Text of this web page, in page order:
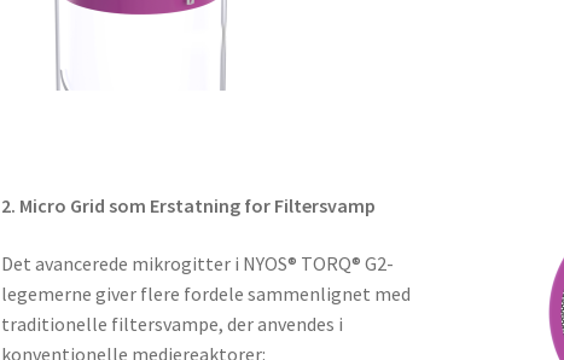
2. Micro Grid som Erstatning for Filtersvamp
Det avancerede mikrogitter i NYOS® TORQ® G2-
legemerne giver flere fordele sammenlignet med
traditionelle filtersvampe, der anvendes i
konventionelle mediereaktorer: